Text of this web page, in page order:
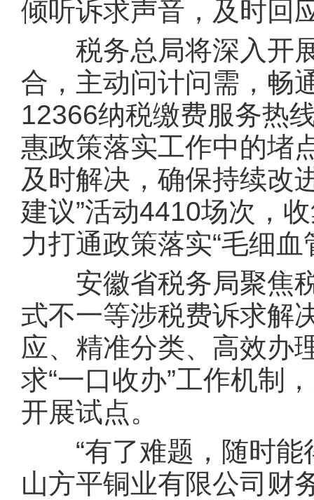
倾听诉求声音，及时回
税务总局将深入开展
合，主动问计问需，畅
12366纳税缴费服务热
惠政策落实工作中的堵
及时解决，确保持续改
建议”活动4410场次，
力打通政策落实“毛细血
安徽省税务局聚焦税
式不一等涉税费诉求解
应、精准分类、高效办
求“一口收办”工作机制
开展试点。
“有了难题，随时能
山方平铜业有限公司财